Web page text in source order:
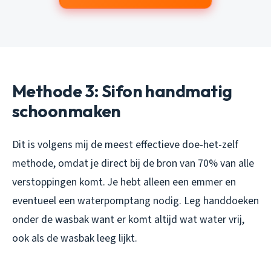
Methode 3: Sifon handmatig
schoonmaken
Dit is volgens mij de meest effectieve doe-het-zelf
methode, omdat je direct bij de bron van 70% van alle
verstoppingen komt. Je hebt alleen een emmer en
eventueel een waterpomptang nodig. Leg handdoeken
onder de wasbak want er komt altijd wat water vrij,
ook als de wasbak leeg lijkt.